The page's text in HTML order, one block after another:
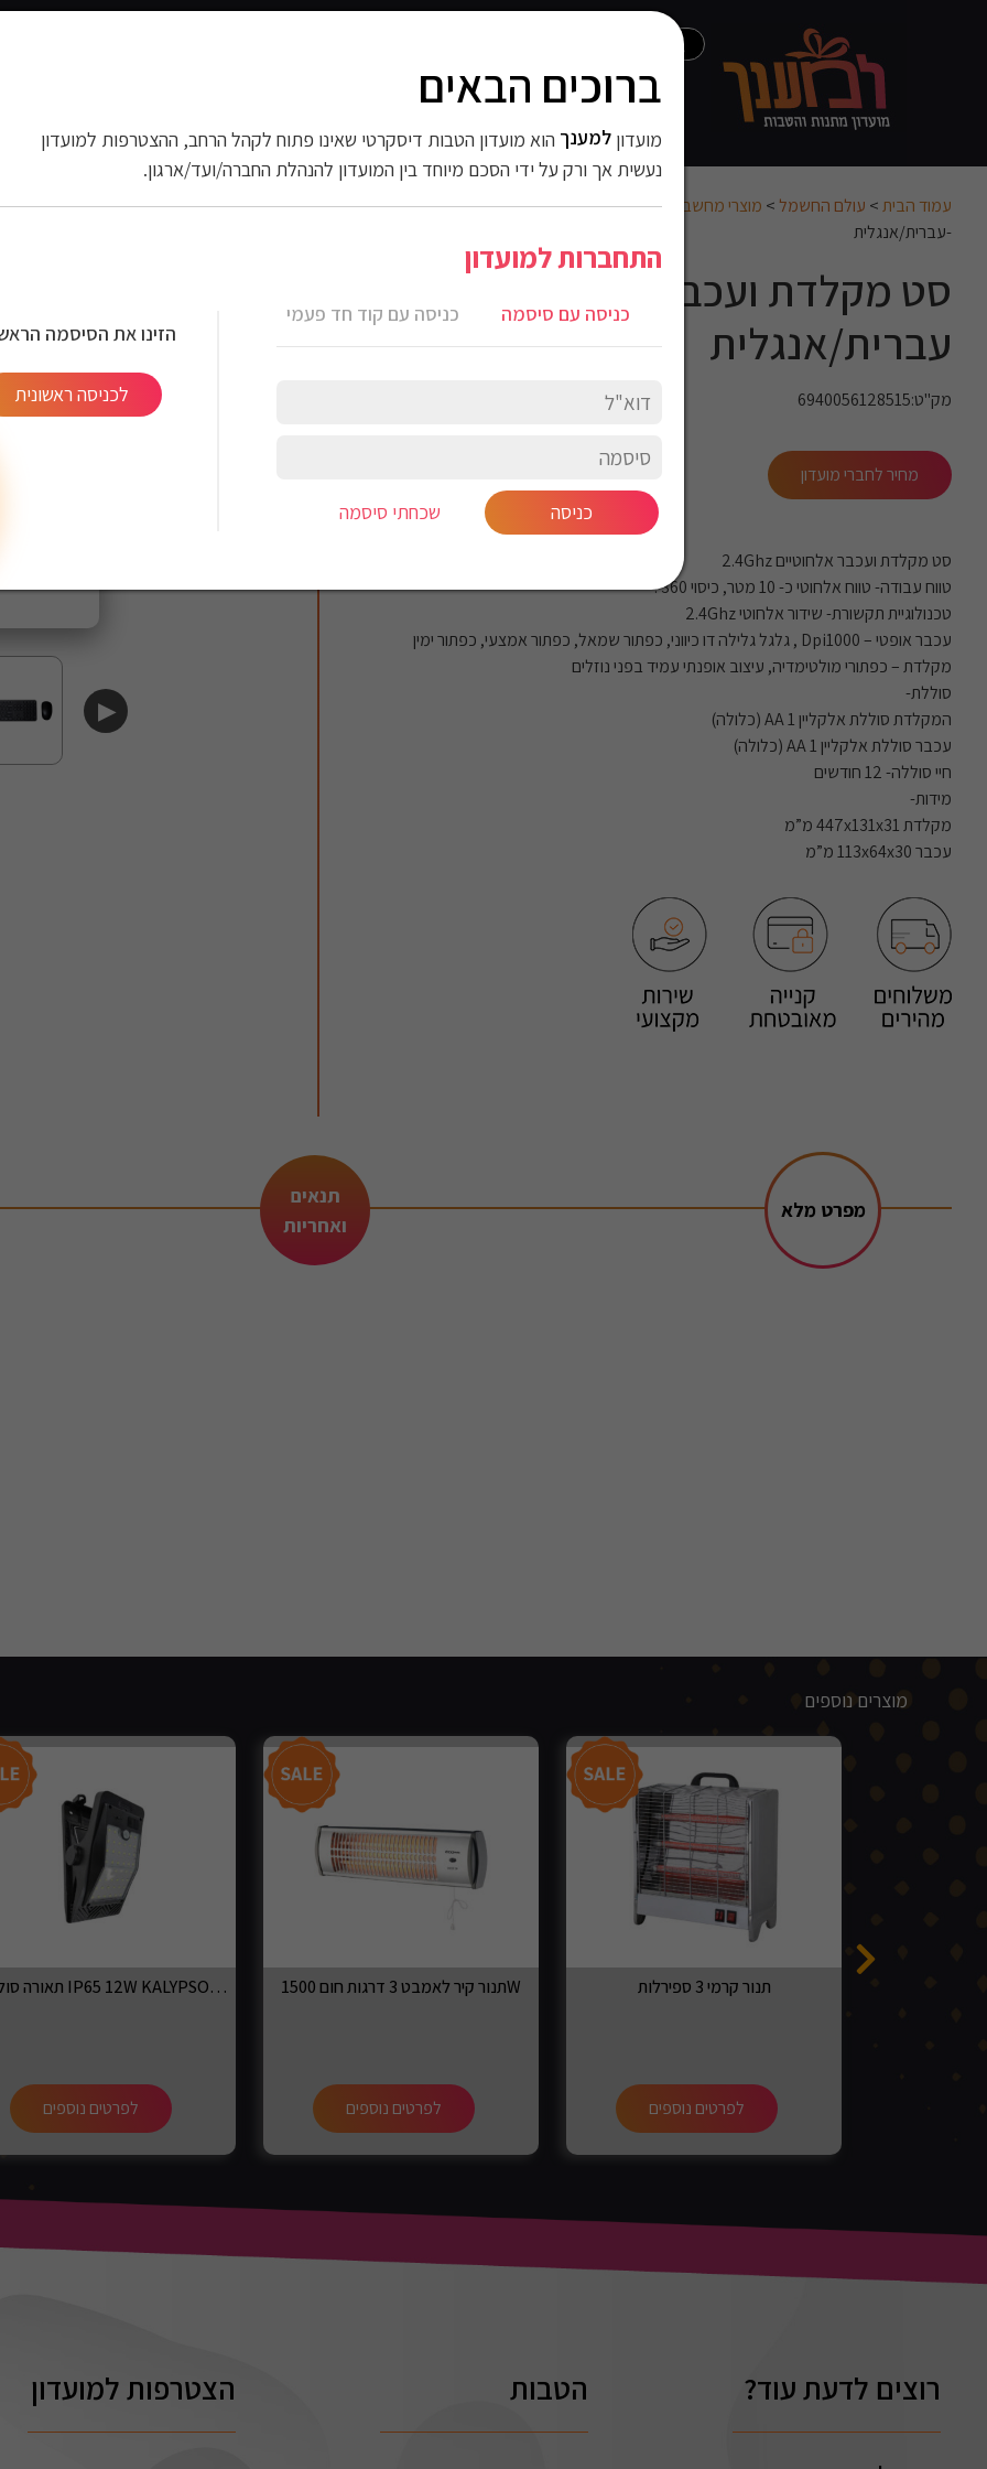
עולם המטבח עולם החשמל
עולם הילדים
אודות
ברוכים הבאים
מועדון למענך הוא מועדון הטבות דיסקרטי שאינו פתוח לקהל הרחב, ההצטרפות למועדון
נעשית אך ורק על ידי הסכם מיוחד בין המועדון להנהלת החברה/ועד/ארגון.
התחברות למועדון
כניסה עם סיסמה כניסה עם קוד חד פעמי
כניסה שכחתי סיסמה
הזינו את הסיסמה
לכניסה ראשונית
6940056128515
עמוד הבית> עולם החשמל> מוצרי מחשב וגיימינג>עכברים
> סט מקלדת ועכבר אלחוטיים 2.4G
-עברית/אנגלית
עברית/אנגלית
מק"ט:6940056128515
מחיר לחברי מועדון
סט מקלדת ועכבר אלחוטיים 2.4Ghz
טווח עבודה- טווח אלחוטי כ- 10 מטר, כיסוי 360?
טכנולוגיית תקשורת- שידור אלחוטי 2.4Ghz
עכבר אופטי – Dpi1000 , גלגל גלילה דו כיווני, כפתור שמאל, כפתור אמצעי, כפתור ימין
מקלדת – כפתורי מולטימדיה, עיצוב אופנתי עמיד בפני נוזלים
סוללת-
המקלדת סוללת אלקליין AA 1 (כלולה)
עכבר סוללת אלקליין AA 1 (כלולה)
חיי סוללה- 12 חודשים
מידות-
מקלדת 447x131x31 מ”מ
עכבר 113x64x30 מ”מ
▶
מפרט מלא
תנאים
ואחריות
מוצרים נוספים
תאורה סולארית IP65 12W KALYPSO עם חיישן
לפרטים נוספים
תנור קיר לאמבט 3 דרגות חום 1500W
לפרטים נוספים
תנור קרמי 3 ספירלות
לפרטים נוספים
רוצים לדעת עוד? הטבות הצטרפות למועדון